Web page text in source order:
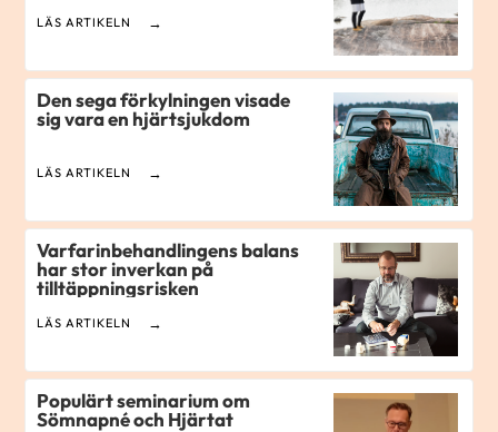
LÄS ARTIKELN
Den sega förkylningen visade
sig vara en hjärtsjukdom
LÄS ARTIKELN
Varfarinbehandlingens balans
har stor inverkan på
tilltäppningsrisken
LÄS ARTIKELN
Populärt seminarium om
Sömnapné och Hjärtat